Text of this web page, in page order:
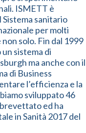
ISMETT è
sanitario
per molti
solo. Fin dal 1999
sistema di
ma anche con il
di Business
l’efficienza e la
sviluppato 46
ed ha
in Sanità 2017 del